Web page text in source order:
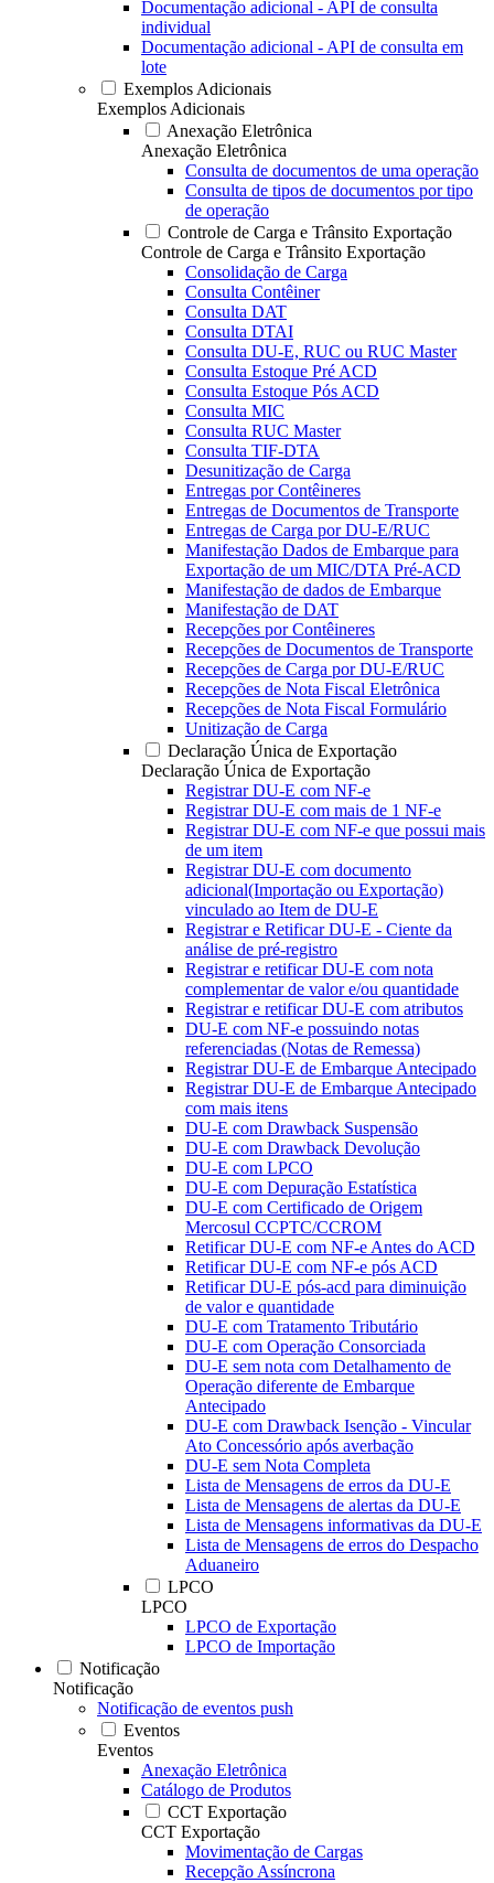
Documentação adicional - API de consulta
individual
Documentação adicional - API de consulta em
lote
Exemplos Adicionais
Exemplos Adicionais
Anexação Eletrônica
Anexação Eletrônica
Consulta de documentos de uma operação
Consulta de tipos de documentos por tipo
de operação
Controle de Carga e Trânsito Exportação
Controle de Carga e Trânsito Exportação
Consolidação de Carga
Consulta Contêiner
Consulta DAT
Consulta DTAI
Consulta DU-E, RUC ou RUC Master
Consulta Estoque Pré ACD
Consulta Estoque Pós ACD
Consulta MIC
Consulta RUC Master
Consulta TIF-DTA
Desunitização de Carga
Entregas por Contêineres
Entregas de Documentos de Transporte
Entregas de Carga por DU-E/RUC
Manifestação Dados de Embarque para
Exportação de um MIC/DTA Pré-ACD
Manifestação de dados de Embarque
Manifestação de DAT
Recepções por Contêineres
Recepções de Documentos de Transporte
Recepções de Carga por DU-E/RUC
Recepções de Nota Fiscal Eletrônica
Recepções de Nota Fiscal Formulário
Unitização de Carga
Declaração Única de Exportação
Declaração Única de Exportação
Registrar DU-E com NF-e
Registrar DU-E com mais de 1 NF-e
Registrar DU-E com NF-e que possui mais
de um item
Registrar DU-E com documento
adicional(Importação ou Exportação)
vinculado ao Item de DU-E
Registrar e Retificar DU-E - Ciente da
análise de pré-registro
Registrar e retificar DU-E com nota
complementar de valor e/ou quantidade
Registrar e retificar DU-E com atributos
DU-E com NF-e possuindo notas
referenciadas (Notas de Remessa)
Registrar DU-E de Embarque Antecipado
Registrar DU-E de Embarque Antecipado
com mais itens
DU-E com Drawback Suspensão
DU-E com Drawback Devolução
DU-E com LPCO
DU-E com Depuração Estatística
DU-E com Certificado de Origem
Mercosul CCPTC/CCROM
Retificar DU-E com NF-e Antes do ACD
Retificar DU-E com NF-e pós ACD
Retificar DU-E pós-acd para diminuição
de valor e quantidade
DU-E com Tratamento Tributário
DU-E com Operação Consorciada
DU-E sem nota com Detalhamento de
Operação diferente de Embarque
Antecipado
DU-E com Drawback Isenção - Vincular
Ato Concessório após averbação
DU-E sem Nota Completa
Lista de Mensagens de erros da DU-E
Lista de Mensagens de alertas da DU-E
Lista de Mensagens informativas da DU-E
Lista de Mensagens de erros do Despacho
Aduaneiro
LPCO
LPCO
LPCO de Exportação
LPCO de Importação
Notificação
Notificação
Notificação de eventos push
Eventos
Eventos
Anexação Eletrônica
Catálogo de Produtos
CCT Exportação
CCT Exportação
Movimentação de Cargas
Recepção Assíncrona